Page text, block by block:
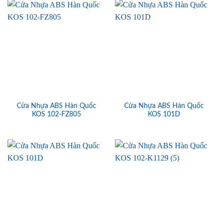
Cửa Nhựa ABS Hàn Quốc
KOS 102-FZ805
Cửa Nhựa ABS Hàn Quốc
KOS 101D